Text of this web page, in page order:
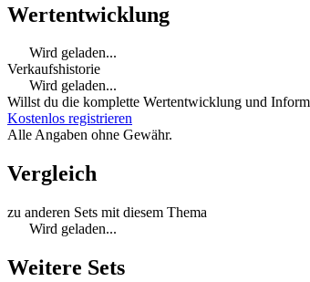
Wertentwicklung
Wird geladen...
Verkaufshistorie
Wird geladen...
Willst du die komplette Wertentwicklung und
Kostenlos registrieren
Alle Angaben ohne Gewähr.
Vergleich
zu anderen Sets mit diesem Thema
Wird geladen...
Weitere Sets